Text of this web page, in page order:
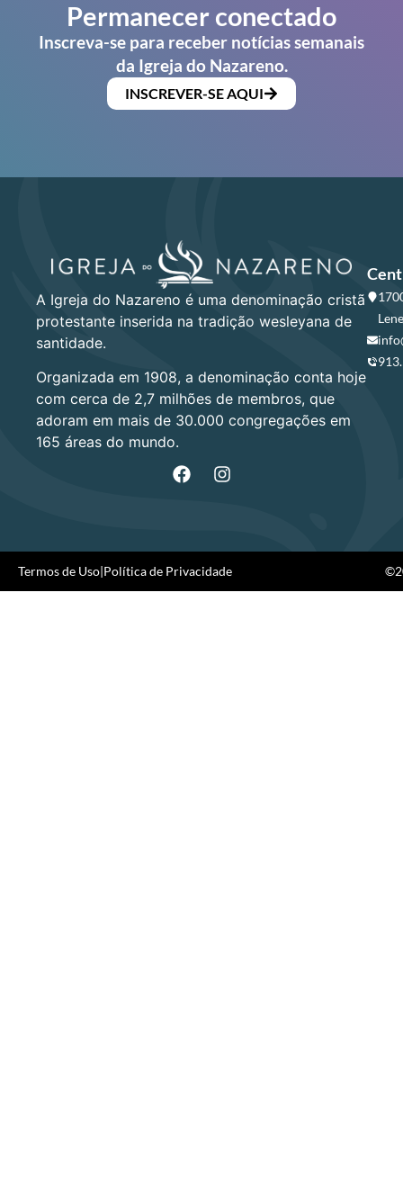
Permanecer conectado
Inscreva-se para receber notícias semanais
da Igreja do Nazareno.
INSCREVER-SE AQUI
A Igreja do Nazareno é uma denominação cristã
protestante inserida na tradição wesleyana de
santidade.
Organizada em 1908, a denominação conta hoje
com cerca de 2,7 milhões de membros, que
adoram em mais de 30.000 congregações em
165 áreas do mundo.
Termos de Uso|Política de Privacidade